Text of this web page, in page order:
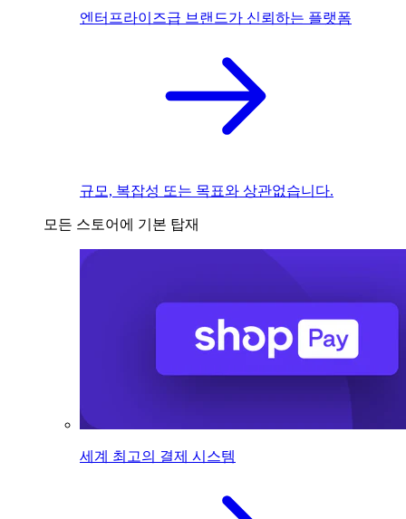
엔터프라이즈급 브랜드가 신뢰하는 플랫폼
규모, 복잡성 또는 목표와 상관없습니다.
모든 스토어에 기본 탑재
세계 최고의 결제 시스템